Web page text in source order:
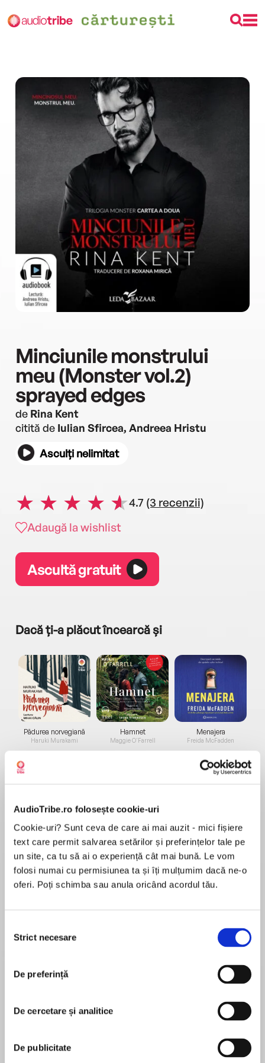
AudioTribe.ro folosește cookie-uri
Cookie-uri? Sunt ceva de care ai mai auzit - mici fișiere
text care permit salvarea setărilor și preferințelor tale pe
un site, ca tu să ai o experiență cât mai bună. Le vom
folosi numai cu permisiunea ta și îți mulțumim dacă ne-o
oferi. Poți schimba sau anula oricând acordul tău.
consimțământului
Strict necesare
De preferință
De cercetare și analitice
De publicitate
Minciunile monstrului
meu (Monster vol.2)
sprayed edges
de Rina Kent
citită de Iulian Sfircea, Andreea Hristu
Asculți nelimitat
4.7 (3 recenzii)
Adaugă la wishlist
Ascultă gratuit
Dacă ți-a plăcut încearcă și
Pădurea norvegiană
Haruki Murakami
Elita de Argint (Elita
de...
Dani Francis
Hamnet
Maggie O'Farrell
Diavolul se îmbracă de
Lauren Weisberger
Menajera
Freida McFadden
Migdală
Sohn Won-pyung
ÎN LUMEA NOASTRĂ BRUTALĂ NU EXISTĂ
Minciunile se revarsă până când devin realitate.
Dar eu sunt hotărâtă să descopăr ce s-a
Există însă o problemă.
A devenit dificil să mai avem încredere unul în
MAI MULT